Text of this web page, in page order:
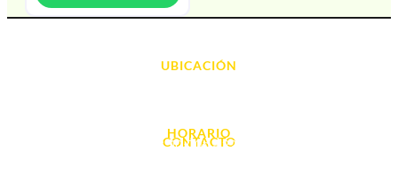
UBICACIÓN
HORARIO
L. - S. 10:00h a 22:00h
CONTACTO